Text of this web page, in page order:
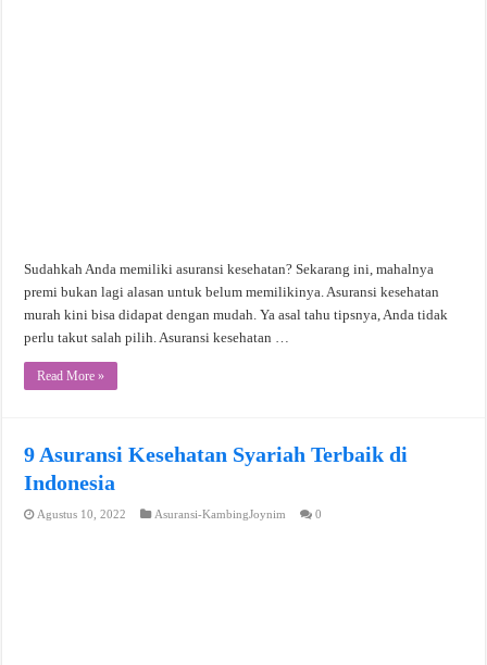
Sudahkah Anda memiliki asuransi kesehatan? Sekarang ini, mahalnya
premi bukan lagi alasan untuk belum memilikinya. Asuransi kesehatan
murah kini bisa didapat dengan mudah. Ya asal tahu tipsnya, Anda tidak
perlu takut salah pilih. Asuransi kesehatan …
Read More »
9 Asuransi Kesehatan Syariah Terbaik di
Indonesia
Agustus 10, 2022 Asuransi-KambingJoynim 0